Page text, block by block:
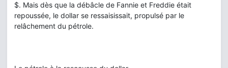
$. Mais dès que la débâcle de Fannie et Freddie était
repoussée, le dollar se ressaisissait, propulsé par le
relâchement du pétrole.